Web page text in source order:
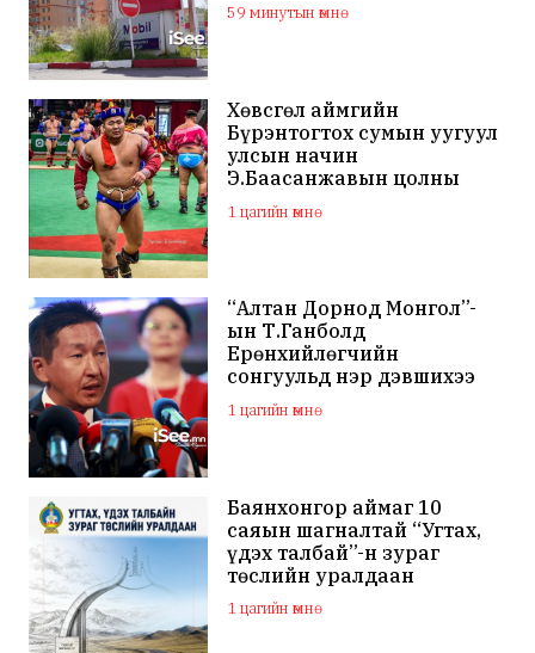
59 минутын өмнө
Хөвсгөл аймгийн
Бүрэнтогтох сумын уугуул
улсын начин
Э.Баасанжавын цолны
мялаалга наадам эхэллээ
1 цагийн өмнө
“Алтан Дорнод Монгол”-
ын Т.Ганболд
Ерөнхийлөгчийн
сонгуульд нэр дэвшихээ
илэрхийллээ
1 цагийн өмнө
Баянхонгор аймаг 10
саяын шагналтай “Угтах,
үдэх талбай”-н зураг
төслийн уралдаан
зарлажээ
1 цагийн өмнө